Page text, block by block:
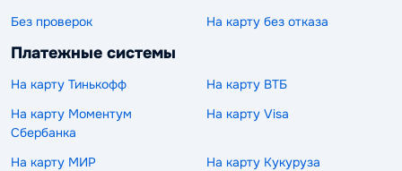
Без проверок
На карту без отказа
Платежные системы
На карту Тинькофф
На карту ВТБ
На карту Моментум
Сбербанка
На карту Visa
На карту МИР
На карту Кукуруза